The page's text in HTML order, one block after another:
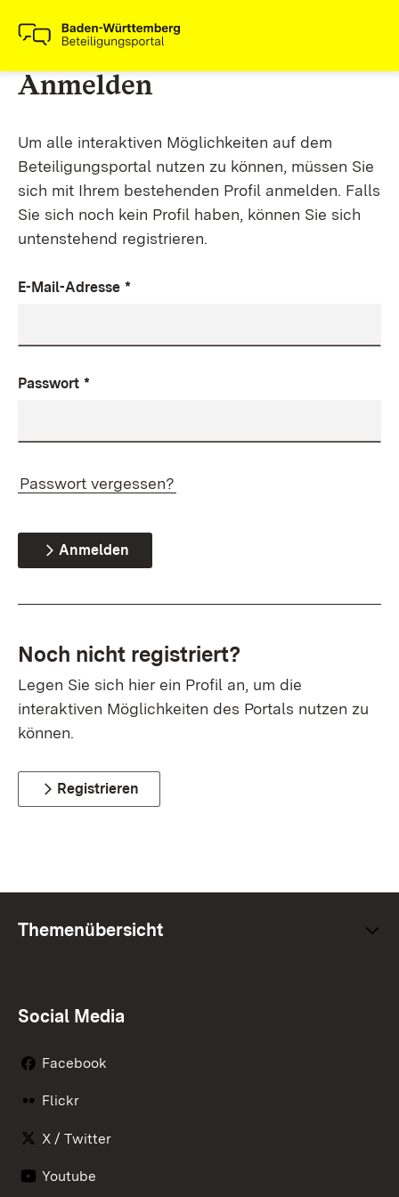
Anmelden
Um alle interaktiven Möglichkeiten auf dem
Beteiligungsportal nutzen zu können, müssen Sie
sich mit Ihrem bestehenden Profil anmelden. Falls
Sie sich noch kein Profil haben, können Sie sich
untenstehend registrieren.
E-Mail-Adresse *
Passwort *
Passwort vergessen?
Anmelden
Noch nicht registriert?
Legen Sie sich hier ein Profil an, um die
interaktiven Möglichkeiten des Portals nutzen zu
können.
Registrieren
Themenübersicht
Social Media
Facebook
Flickr
X / Twitter
Youtube